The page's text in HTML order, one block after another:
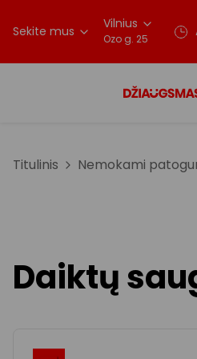
Sekite mus Vilnius
Ozo g. 25
Titulinis Nemokami
Daiktų